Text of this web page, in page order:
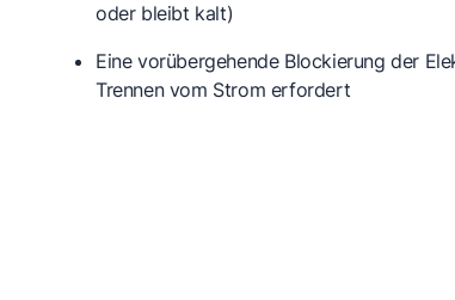
oder bleibt kalt)
Eine vorübergehende Blockierung der
Trennen vom Strom erfordert